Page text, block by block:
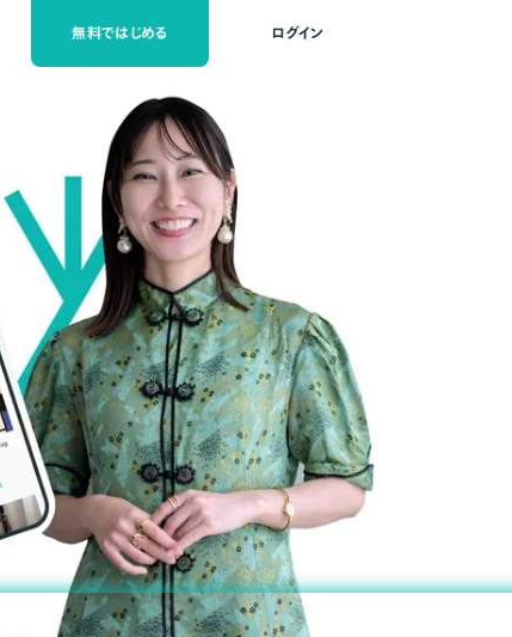
無料ではじめる ログイン